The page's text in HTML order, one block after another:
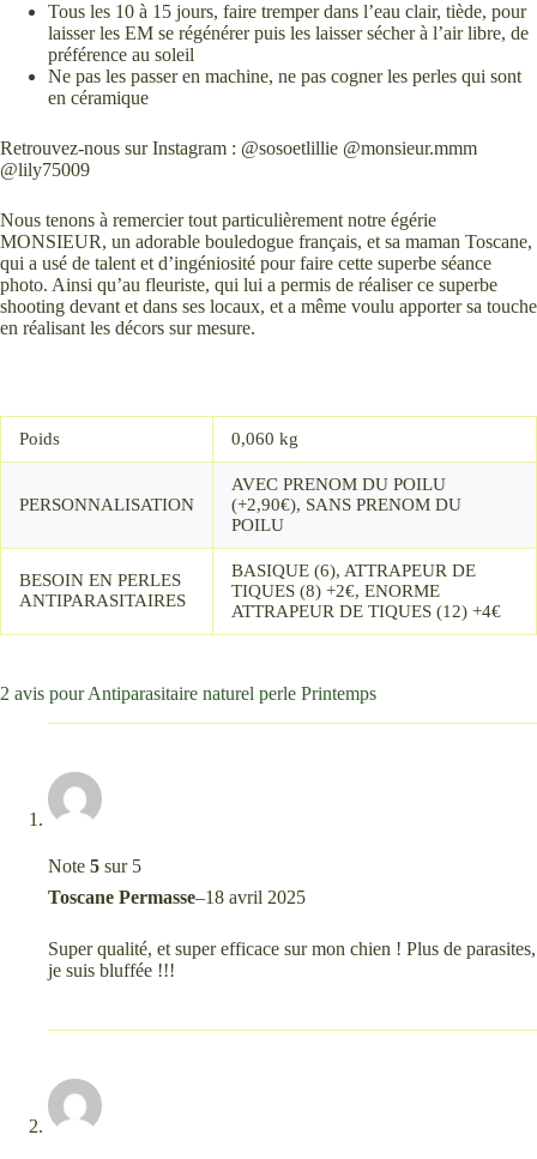
Tous les 10 à 15 jours, faire tremper dans l’eau clair, tiède, pour
laisser les EM se régénérer puis les laisser sécher à l’air libre, de
préférence au soleil
Ne pas les passer en machine, ne pas cogner les perles qui sont
en céramique
Retrouvez-nous sur Instagram : @sosoetlillie @monsieur.mmm
@lily75009
Nous tenons à remercier tout particulièrement notre égérie
MONSIEUR, un adorable bouledogue français, et sa maman Toscane,
qui a usé de talent et d’ingéniosité pour faire cette superbe séance
photo. Ainsi qu’au fleuriste, qui lui a permis de réaliser ce superbe
shooting devant et dans ses locaux, et a même voulu apporter sa touche
en réalisant les décors sur mesure.
Poids 0,060 kg
PERSONNALISATION
AVEC PRENOM DU POILU
(+2,90€), SANS PRENOM DU
POILU
BESOIN EN PERLES
ANTIPARASITAIRES
BASIQUE (6), ATTRAPEUR DE
TIQUES (8) +2€, ENORME
ATTRAPEUR DE TIQUES (12) +4€
2 avis pourAntiparasitaire naturel perle Printemps
Note 5 sur 5
Toscane Permasse–18 avril 2025
Super qualité, et super efficace sur mon chien ! Plus de parasites,
je suis bluffée !!!